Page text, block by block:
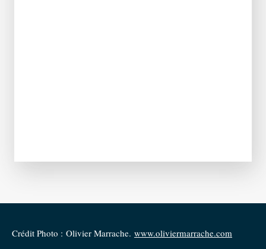
Crédit Photo : Olivier Marrache. www.oliviermarrache.com